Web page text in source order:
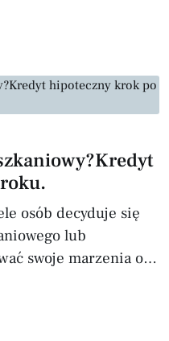
a wybór
i budżetu
najczęściej
mieszkań na
to: 1.
osób decyduje się
lub
swoje marzenia o
szczególnie w